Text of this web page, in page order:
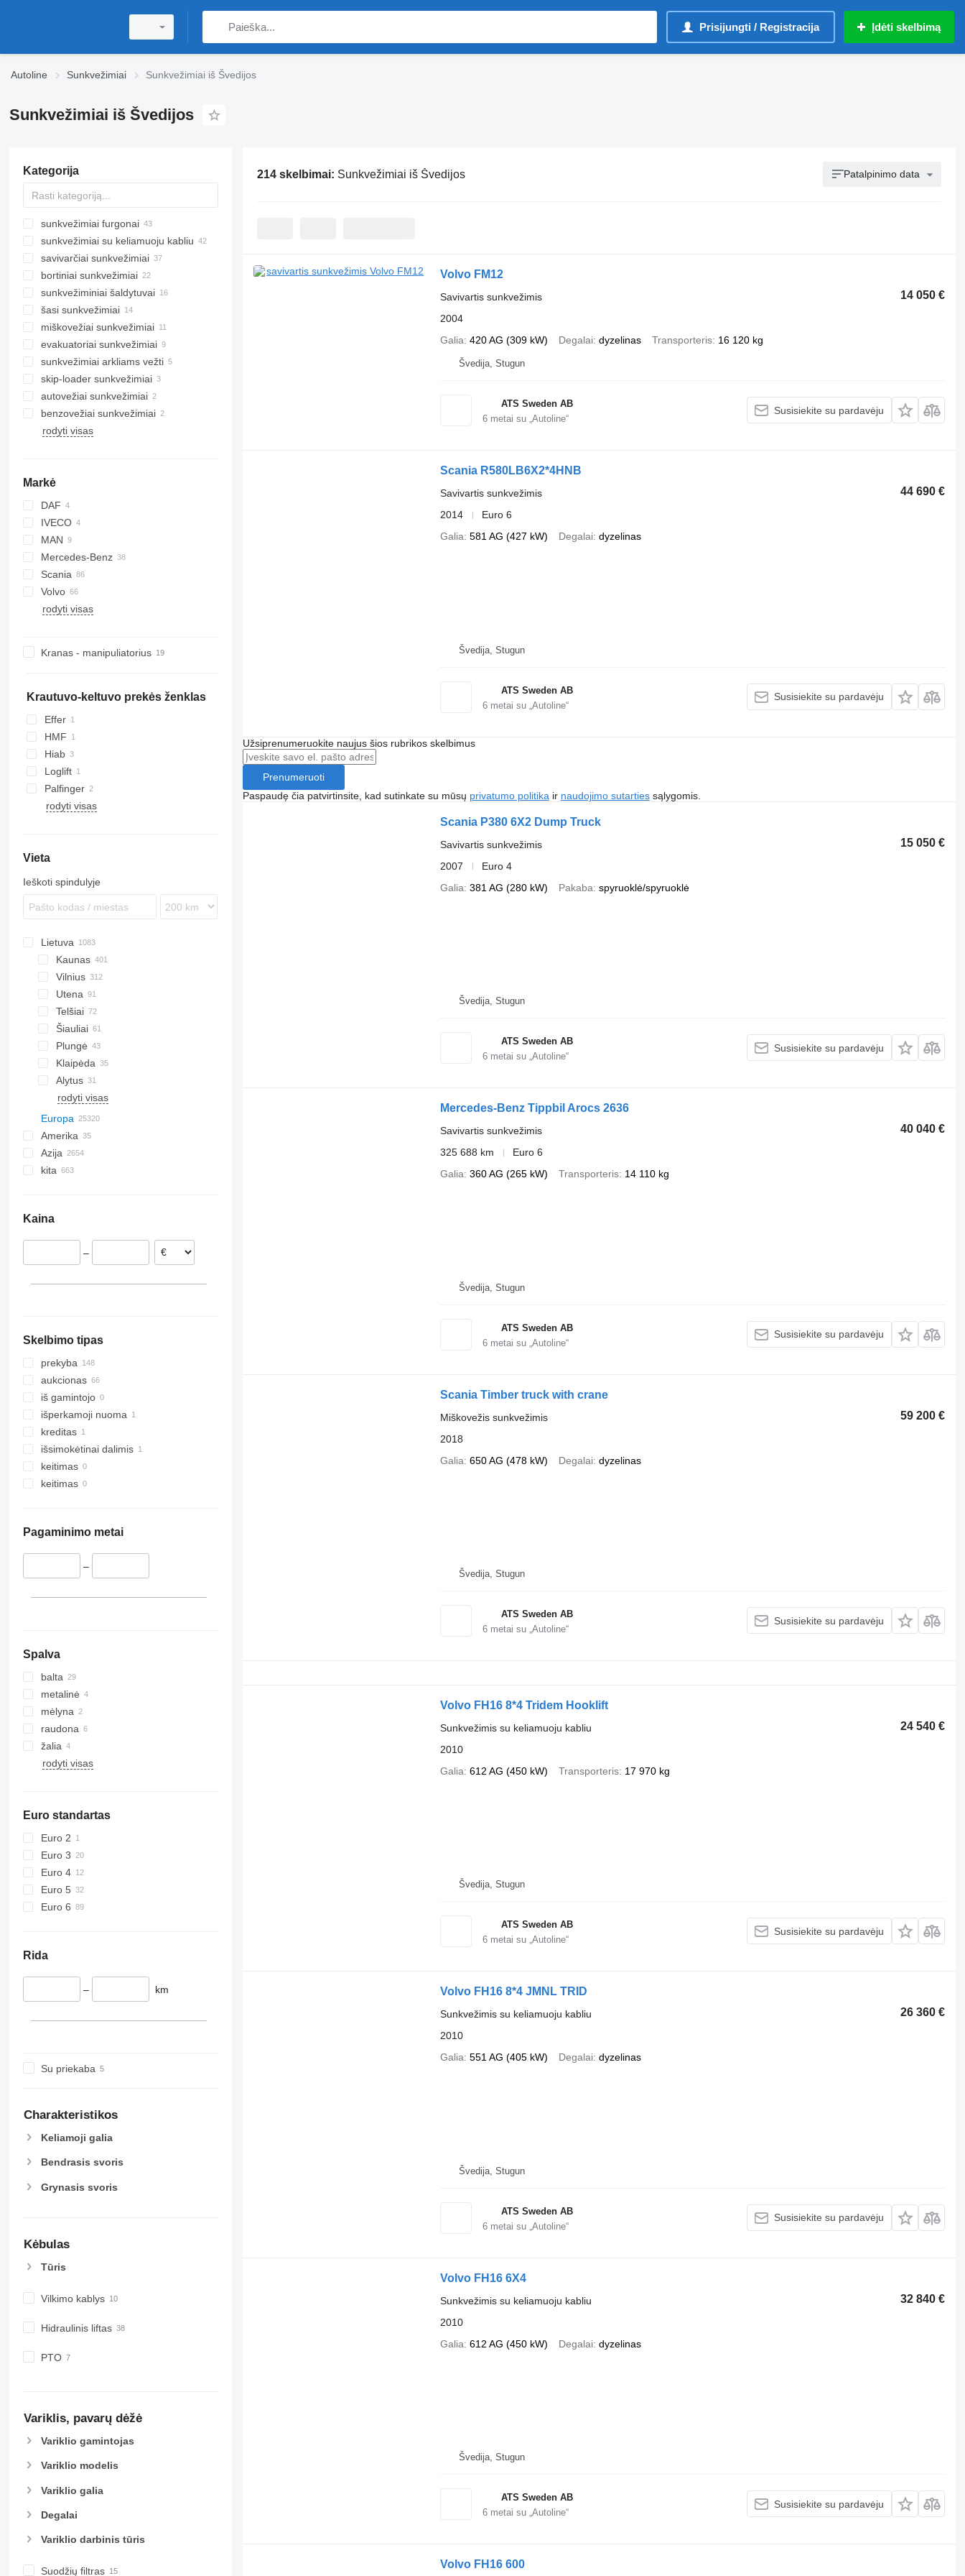
Prisijungti / Registracija Įdėti skelbimą
Autoline Sunkvežimiai Sunkvežimiai iš Švedijos
Sunkvežimiai iš Švedijos
Kategorija
sunkvežimiai furgonai
sunkvežimiai su keliamuoju kabliu
savivarčiai sunkvežimiai
bortiniai sunkvežimiai
sunkvežiminiai šaldytuvai
šasi sunkvežimiai
miškovežiai sunkvežimiai
evakuatoriai sunkvežimiai
sunkvežimiai arkliams vežti
skip-loader sunkvežimiai
autovežiai sunkvežimiai
benzovežiai sunkvežimiai
rodyti visas
Markė
DAF
CF
XF
IVECO
Daily
MAN
TGA
TGM
TGS
TGX
Mercedes-Benz
Actros
Antos
Arocs
Scania
G-series
LB
Crafter
Volvo
FE
N-series
rodyti visas
Kranas - manipuliatorius
Krautuvo-keltuvo prekės ženklas
Effer
HMF
Hiab
Loglift
Palfinger
rodyti visas
Vieta
Ieškoti spindulyje
Lietuva
Kaunas
Vilnius
Utena
Telšiai
Šiauliai
Plungė
Klaipėda
Alytus
rodyti visas
Europa
Nyderlandai
Vokietija
Belgija
Čekija
Karlstad
Arlöv
Stockholm
Gothenburg
Upplands Väsby
rodyti visas
Amerika
Meksika
Azija
Gruzija
Uzbekija
kita
Argentina
Kolumbija
Kaina
–
Skelbimo tipas
prekyba
aukcionas
iš gamintojo
išperkamoji nuoma
kreditas
išsimokėtinai dalimis
keitimas
keitimas
Pagaminimo metai
–
Spalva
balta
metalinė
mėlyna
raudona
žalia
rodyti visas
Euro standartas
Euro 2
Euro 3
Euro 4
Euro 5
Euro 6
Rida
– km
Su priekaba
Charakteristikos
Keliamoji galia
Bendrasis svoris
Grynasis svoris
Kėbulas
Tūris
Vilkimo kablys
Hidraulinis liftas
PTO
Variklis, pavarų dėžė
Variklio gamintojas
Variklio modelis
Variklio galia
Degalai
Variklio darbinis tūris
Suodžių filtras
214 skelbimai: Sunkvežimiai iš Švedijos Patalpinimo data
Volvo FM12
14 050 €
Savivartis sunkvežimis
2004
Galia 420 AG (309 kW) Degalai dyzelinas Transporteris 16 120 kg
Švedija, Stugun
ATS Sweden AB
6metai su „Autoline“
Susisiekite su pardavėju
Scania R580LB6X2*4HNB
44 690 €
Savivartis sunkvežimis
2014
Euro 6
Galia 581 AG (427 kW) Degalai dyzelinas
Švedija, Stugun
ATS Sweden AB
6metai su „Autoline“
Susisiekite su pardavėju
Užsiprenumeruokite naujus šios rubrikos skelbimus
Prenumeruoti
Paspaudę čia patvirtinsite, kad sutinkate su mūsų privatumo politika ir naudojimo sutartiessąlygomis.
Scania P380 6X2 Dump Truck
15 050 €
Savivartis sunkvežimis
2007
Euro 4
Galia 381 AG (280 kW) Pakaba spyruoklė/spyruoklė
Švedija, Stugun
ATS Sweden AB
6metai su „Autoline“
Susisiekite su pardavėju
Mercedes-Benz Tippbil Arocs 2636
40 040 €
Savivartis sunkvežimis
325 688 km
Euro 6
Galia 360 AG (265 kW) Transporteris 14 110 kg
Švedija, Stugun
ATS Sweden AB
6metai su „Autoline“
Susisiekite su pardavėju
Scania Timber truck with crane
59 200 €
Miškovežis sunkvežimis
2018
Galia 650 AG (478 kW) Degalai dyzelinas
Švedija, Stugun
ATS Sweden AB
6metai su „Autoline“
Susisiekite su pardavėju
Volvo FH16 8*4 Tridem Hooklift
24 540 €
Sunkvežimis su keliamuoju kabliu
2010
Galia 612 AG (450 kW) Transporteris 17 970 kg
Švedija, Stugun
ATS Sweden AB
6metai su „Autoline“
Susisiekite su pardavėju
Volvo FH16 8*4 JMNL TRID
26 360 €
Sunkvežimis su keliamuoju kabliu
2010
Galia 551 AG (405 kW) Degalai dyzelinas
Švedija, Stugun
ATS Sweden AB
6metai su „Autoline“
Susisiekite su pardavėju
Volvo FH16 6X4
32 840 €
Sunkvežimis su keliamuoju kabliu
2010
Galia 612 AG (450 kW) Degalai dyzelinas
Švedija, Stugun
ATS Sweden AB
6metai su „Autoline“
Susisiekite su pardavėju
Volvo FH16 600